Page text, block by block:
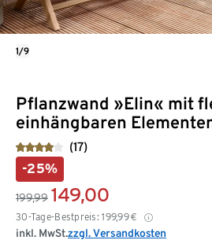
Pflanzwand »Elin« mit
einhängbaren
(17)
-25%
199,99 149,00
30-Tage-Bestpreis: 199,99€
inkl. MwSt.zzgl. Versandkosten
1/9